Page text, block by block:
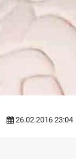
26.02.2016 23:04